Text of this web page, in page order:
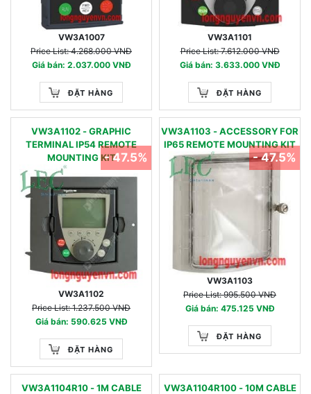
VW3A1007
Price List: 4.268.000 VNĐ
Giá bán: 2.037.000 VNĐ
ĐẶT HÀNG
VW3A1101
Price List: 7.612.000 VNĐ
Giá bán: 3.633.000 VNĐ
ĐẶT HÀNG
VW3A1102 - GRAPHIC
TERMINAL IP54 REMOTE
MOUNTING KIT
VW3A1102
Price List: 1.237.500 VNĐ
Giá bán: 590.625 VNĐ
ĐẶT HÀNG
- 47.5%
VW3A1103 - ACCESSORY FOR
IP65 REMOTE MOUNTING KIT
VW3A1103
Price List: 995.500 VNĐ
Giá bán: 475.125 VNĐ
ĐẶT HÀNG
- 47.5%
VW3A1104R10 - 1M CABLE
VW3A1104R100 - 10M CABLE